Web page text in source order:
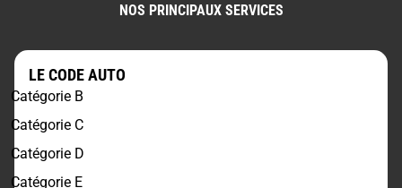
NOS PRINCIPAUX SERVICES
LE CODE AUTO
Catégorie B
Catégorie C
Catégorie D
Catégorie E